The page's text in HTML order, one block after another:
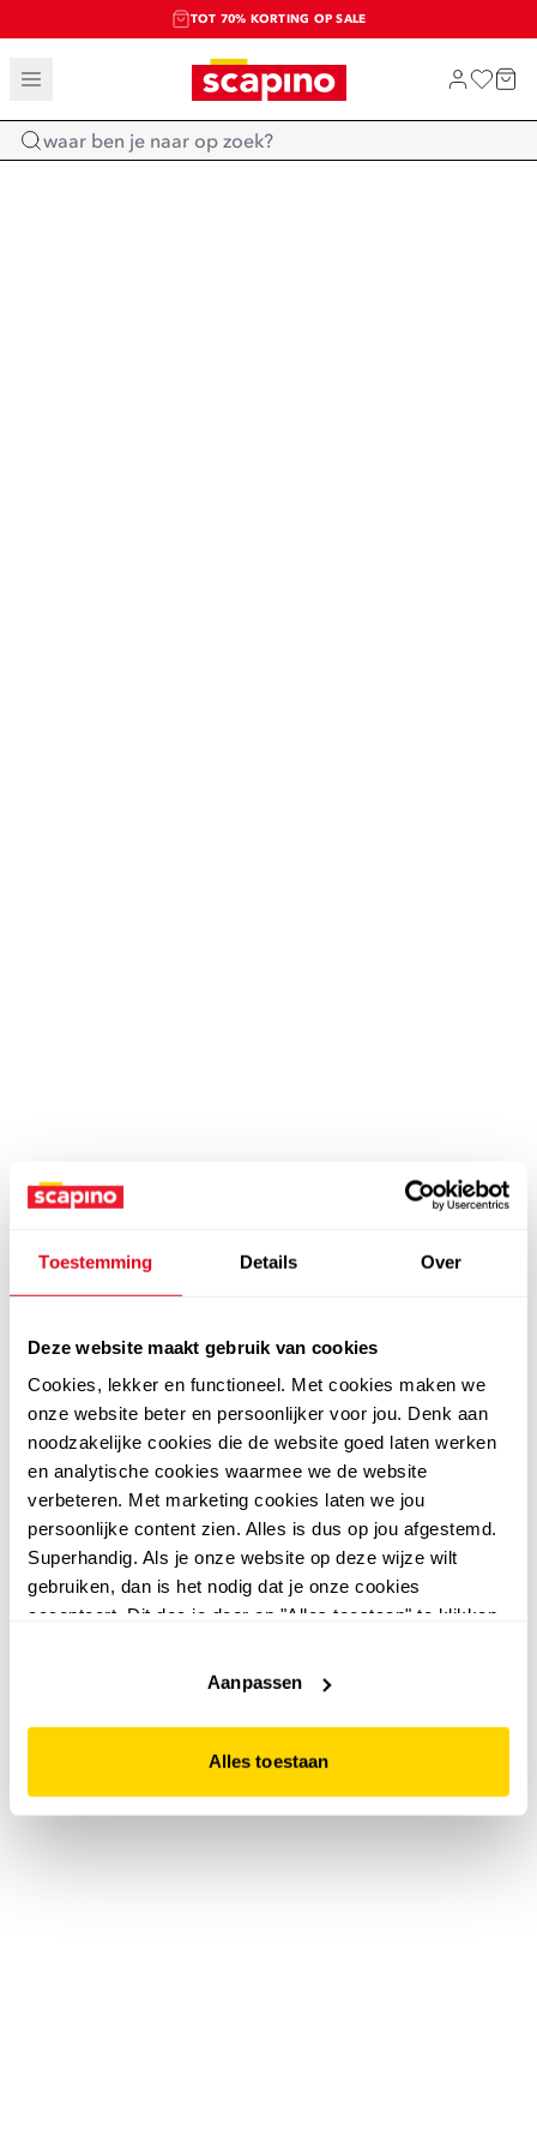
Toestemming Details Over
Deze website maakt gebruik van cookies
Cookies, lekker en functioneel. Met cookies maken we
onze website beter en persoonlijker voor jou. Denk aan
noodzakelijke cookies die de website goed laten werken
en analytische cookies waarmee we de website
verbeteren. Met marketing cookies laten we jou
persoonlijke content zien. Alles is dus op jou afgestemd.
Superhandig. Als je onze website op deze wijze wilt
gebruiken, dan is het nodig dat je onze cookies
accepteert. Dit doe je door op "Alles toestaan" te klikken.
website niet optimaal functioneert.
Aanpassen
Alles toestaan
TOT 70% KORTING OP SALE
SALE: LAATSTE KANS!
SHOP NIEUW
Home